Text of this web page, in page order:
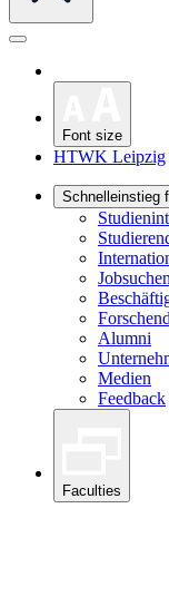
Font size
HTWK Leipzig
Schnelleinstieg
Alumni
Medien
Feedback
Faculties